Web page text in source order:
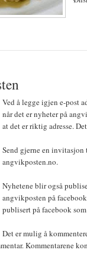
Ved å legge igjen e-post
når det er nyheter på
at det er riktig adresse.
Send gjerne en
angvikposten.no.
Nyhetene blir også
angvikposten på
publisert på facebook
Det er mulig å
Kommentarene